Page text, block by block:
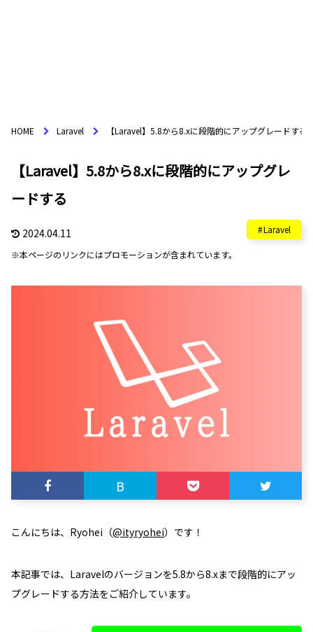
HOME Laravel 【Laravel】5.8から8.xに段階的にアップグレードする
【Laravel】5.8から8.xに段階的にアップグレ
ードする
2024.04.11 Laravel
※本ページのリンクにはプロモーションが含まれています。
B
こんにちは、Ryohei（@ityryohei）です！
本記事では、Laravelのバージョンを5.8から8.xまで段階的にアッ
プグレードする方法をご紹介しています。